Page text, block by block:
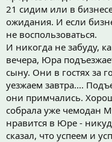
21 сидим или в
ожидания. И если
не воспользоваться.
И никогда не забуду,
вечера, Юра
сыну. Они в гостях за
уезжаем завтра....
они примчались.
собрала уже чемодан
нравится в Юре -
сказал, что успеем и